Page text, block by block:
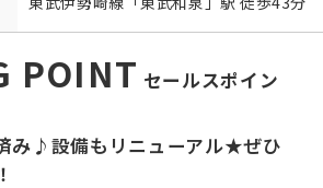
POINT セールスポイン
み♪設備もリニューアル★ぜひ